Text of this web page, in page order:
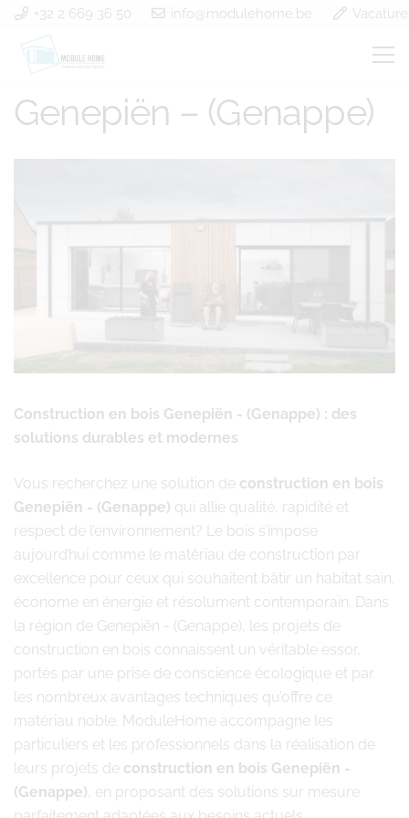
+32 2 669 36 50 info@modulehome.be
Construction en bois
Genepiën – (Genappe)
Construction en bois Genepiën - (Genappe) : des
solutions durables et modernes
Vous recherchez une solution de construction en bois
Genepiën - (Genappe) qui allie qualité, rapidité et
respect de l’environnement? Le bois s’impose
aujourd’hui comme le matériau de construction par
excellence pour ceux qui souhaitent bâtir un habitat sain,
économe en énergie et résolument contemporain. Dans
la région de Genepiën - (Genappe), les projets de
construction en bois connaissent un véritable essor,
portés par une prise de conscience écologique et par
les nombreux avantages techniques qu’offre ce
matériau noble. ModuleHome accompagne les
particuliers et les professionnels dans la réalisation de
leurs projets de construction en bois Genepiën -
(Genappe) , en proposant des solutions sur mesure